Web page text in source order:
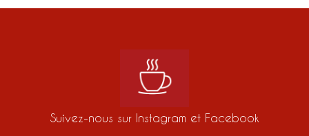
Suivez-nous sur Instagram et Facebook